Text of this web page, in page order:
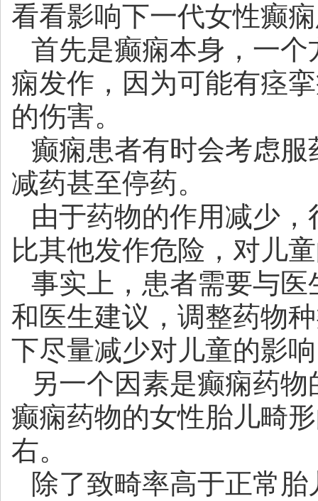
看看影响下一代女性癫
首先是癫痫本身，一
痫发作，因为可能有痉
的伤害。
癫痫患者有时会考虑
减药甚至停药。
由于药物的作用减少
比其他发作危险，对儿
事实上，患者需要与
和医生建议，调整药物
下尽量减少对儿童的影
另一个因素是癫痫药
癫痫药物的女性胎儿畸
右。
除了致畸率高于正常